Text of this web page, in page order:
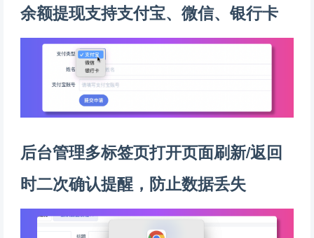
余额提现支持支付宝、微信、银行卡
后台管理多标签页打开页面刷新/返回
时二次确认提醒，防止数据丢失